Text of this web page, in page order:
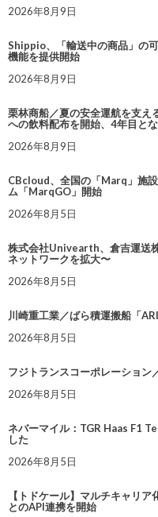
2026年8月9日
Shippio、「輸送中の商品」の
機能を提供開始
2026年8月9日
栗林商船／夏の安全運航を支え
への飲料配布を開始、4年目と
2026年8月9日
CBcloud、全国の「Marq」施
ム「MarqGO」開始
2026年8月5日
株式会社Univearth、倉吉運送
ネットワークを拡大〜
2026年8月5日
川崎重工業／ばら積運搬船「
2026年8月5日
フジトランスコーポレーション
2026年8月5日
ネバーマイル：TGR Haas F1
した
2026年8月5日
【トドケール】マルチキャリ
とのAPI連携を開始